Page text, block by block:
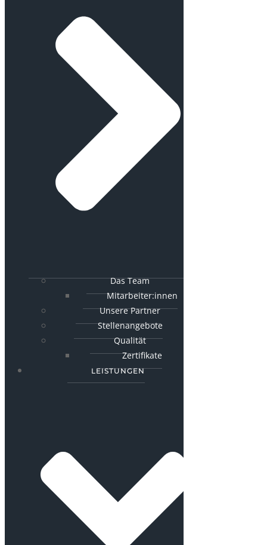
Das Team
Mitarbeiter:innen
Unsere Partner
Stellenangebote
Qualität
Zertifikate
LEISTUNGEN